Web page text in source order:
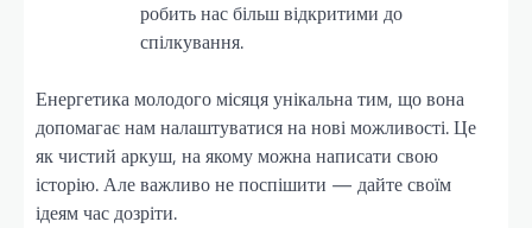
робить нас більш відкритими до
спілкування.
Енергетика молодого місяця унікальна тим, що вона
допомагає нам налаштуватися на нові можливості. Це
як чистий аркуш, на якому можна написати свою
історію. Але важливо не поспішити — дайте своїм
ідеям час дозріти.